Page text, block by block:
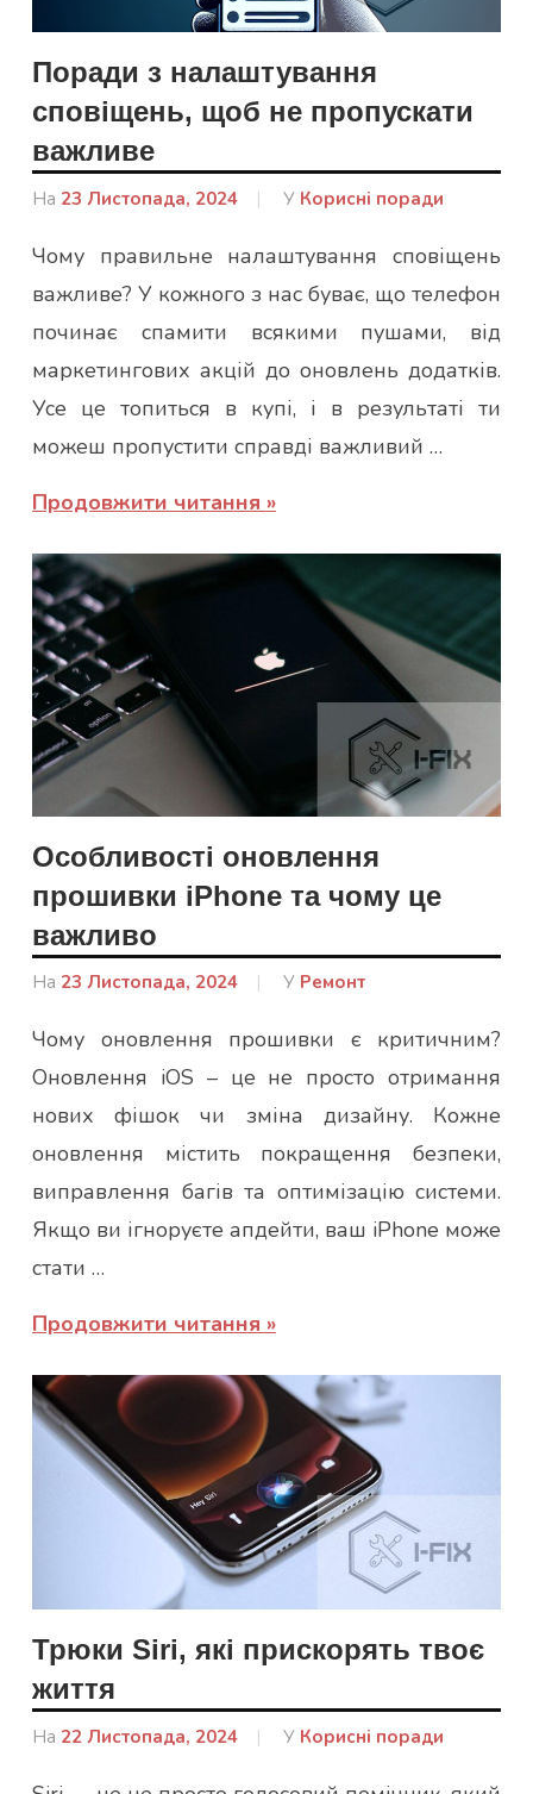
Поради з налаштування
сповіщень, щоб не пропускати
важливе
На 23 Листопада, 2024
Від
У Корисні поради
Чому правильне налаштування сповіщень
важливе? У кожного з нас буває, що телефон
починає спамити всякими пушами, від
маркетингових акцій до оновлень додатків.
Усе це топиться в купі, і в результаті ти
можеш пропустити справді важливий …
Продовжити читання
Особливості оновлення
прошивки iPhone та чому це
важливо
На 23 Листопада, 2024
Від
У Ремонт
Чому оновлення прошивки є критичним?
Оновлення iOS – це не просто отримання
нових фішок чи зміна дизайну. Кожне
оновлення містить покращення безпеки,
виправлення багів та оптимізацію системи.
Якщо ви ігноруєте апдейти, ваш iPhone може
стати …
Продовжити читання
Трюки Siri, які прискорять твоє
життя
На 22 Листопада, 2024
Від
У Корисні поради